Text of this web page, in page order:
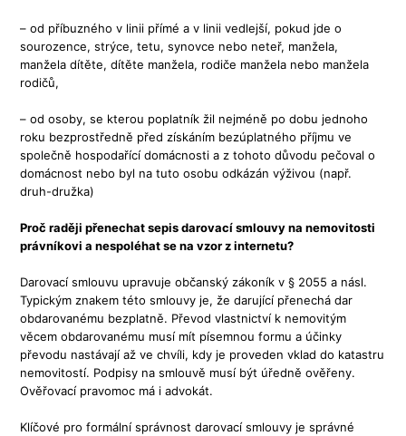
– od příbuzného v linii přímé a v linii vedlejší, pokud jde o
sourozence, strýce, tetu, synovce nebo neteř, manžela,
manžela dítěte, dítěte manžela, rodiče manžela nebo manžela
rodičů,
– od osoby, se kterou poplatník žil nejméně po dobu jednoho
roku bezprostředně před získáním bezúplatného příjmu ve
společně hospodařící domácnosti a z tohoto důvodu pečoval o
domácnost nebo byl na tuto osobu odkázán výživou (např.
druh-družka)
Proč raději přenechat sepis darovací smlouvy na nemovitosti
právníkovi a nespoléhat se na vzor z internetu?
Darovací smlouvu upravuje občanský zákoník v § 2055 a násl.
Typickým znakem této smlouvy je, že darující přenechá dar
obdarovanému bezplatně. Převod vlastnictví k nemovitým
věcem obdarovanému musí mít písemnou formu a účinky
převodu nastávají až ve chvíli, kdy je proveden vklad do katastru
nemovitostí. Podpisy na smlouvě musí být úředně ověřeny.
Ověřovací pravomoc má i advokát.
Klíčové pro formální správnost darovací smlouvy je správné